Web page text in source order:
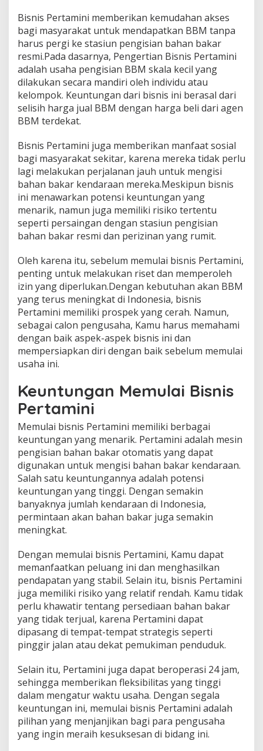
Bisnis Pertamini memberikan kemudahan akses
bagi masyarakat untuk mendapatkan BBM tanpa
harus pergi ke stasiun pengisian bahan bakar
resmi.Pada dasarnya, Pengertian Bisnis Pertamini
adalah usaha pengisian BBM skala kecil yang
dilakukan secara mandiri oleh individu atau
kelompok. Keuntungan dari bisnis ini berasal dari
selisih harga jual BBM dengan harga beli dari agen
BBM terdekat.
Bisnis Pertamini juga memberikan manfaat sosial
bagi masyarakat sekitar, karena mereka tidak perlu
lagi melakukan perjalanan jauh untuk mengisi
bahan bakar kendaraan mereka.Meskipun bisnis
ini menawarkan potensi keuntungan yang
menarik, namun juga memiliki risiko tertentu
seperti persaingan dengan stasiun pengisian
bahan bakar resmi dan perizinan yang rumit.
Oleh karena itu, sebelum memulai bisnis Pertamini,
penting untuk melakukan riset dan memperoleh
izin yang diperlukan.Dengan kebutuhan akan BBM
yang terus meningkat di Indonesia, bisnis
Pertamini memiliki prospek yang cerah. Namun,
sebagai calon pengusaha, Kamu harus memahami
dengan baik aspek-aspek bisnis ini dan
mempersiapkan diri dengan baik sebelum memulai
usaha ini.
Keuntungan Memulai Bisnis
Pertamini
Memulai bisnis Pertamini memiliki berbagai
keuntungan yang menarik. Pertamini adalah mesin
pengisian bahan bakar otomatis yang dapat
digunakan untuk mengisi bahan bakar kendaraan.
Salah satu keuntungannya adalah potensi
keuntungan yang tinggi. Dengan semakin
banyaknya jumlah kendaraan di Indonesia,
permintaan akan bahan bakar juga semakin
meningkat.
Dengan memulai bisnis Pertamini, Kamu dapat
memanfaatkan peluang ini dan menghasilkan
pendapatan yang stabil. Selain itu, bisnis Pertamini
juga memiliki risiko yang relatif rendah. Kamu tidak
perlu khawatir tentang persediaan bahan bakar
yang tidak terjual, karena Pertamini dapat
dipasang di tempat-tempat strategis seperti
pinggir jalan atau dekat pemukiman penduduk.
Selain itu, Pertamini juga dapat beroperasi 24 jam,
sehingga memberikan fleksibilitas yang tinggi
dalam mengatur waktu usaha. Dengan segala
keuntungan ini, memulai bisnis Pertamini adalah
pilihan yang menjanjikan bagi para pengusaha
yang ingin meraih kesuksesan di bidang ini.